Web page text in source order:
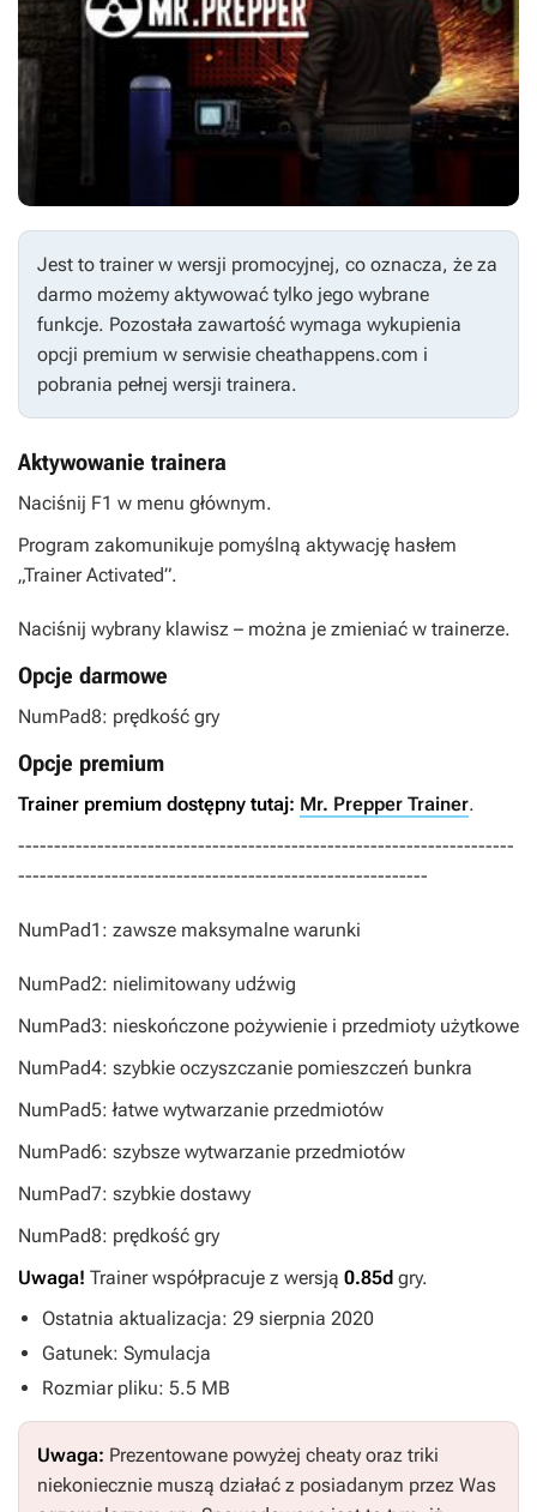
Jest to trainer w wersji promocyjnej, co oznacza, że za
darmo możemy aktywować tylko jego wybrane
funkcje. Pozostała zawartość wymaga wykupienia
opcji premium w serwisie cheathappens.com i
pobrania pełnej wersji trainera.
Aktywowanie trainera
Naciśnij F1 w menu głównym.
Program zakomunikuje pomyślną aktywację hasłem
„Trainer Activated”.
Naciśnij wybrany klawisz – można je zmieniać w trainerze.
Opcje darmowe
NumPad8: prędkość gry
Opcje premium
Trainer premium dostępny tutaj: Mr. Prepper Trainer.
---------------------------------------------------------------------
---------------------------------------------------------
NumPad1: zawsze maksymalne warunki
NumPad2: nielimitowany udźwig
NumPad3: nieskończone pożywienie i przedmioty użytkowe
NumPad4: szybkie oczyszczanie pomieszczeń bunkra
NumPad5: łatwe wytwarzanie przedmiotów
NumPad6: szybsze wytwarzanie przedmiotów
NumPad7: szybkie dostawy
NumPad8: prędkość gry
Uwaga! Trainer współpracuje z wersją 0.85d gry.
Ostatnia aktualizacja: 29 sierpnia 2020
Gatunek: Symulacja
Rozmiar pliku: 5.5 MB
Uwaga: Prezentowane powyżej cheaty oraz triki
niekoniecznie muszą działać z posiadanym przez Was